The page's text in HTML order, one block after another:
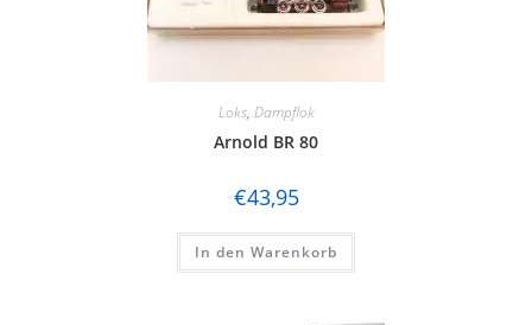
Loks, Dampflok
Arnold BR 80
€43,95
In den Warenkorb